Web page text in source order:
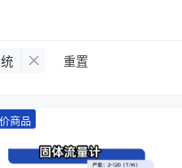
重置
商品